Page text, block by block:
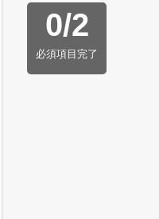
0/2
必須項目完了